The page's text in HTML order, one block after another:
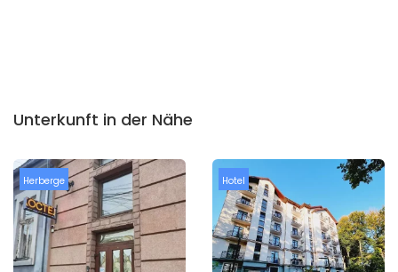
Unterkunft in der Nähe
Herberge Hotel